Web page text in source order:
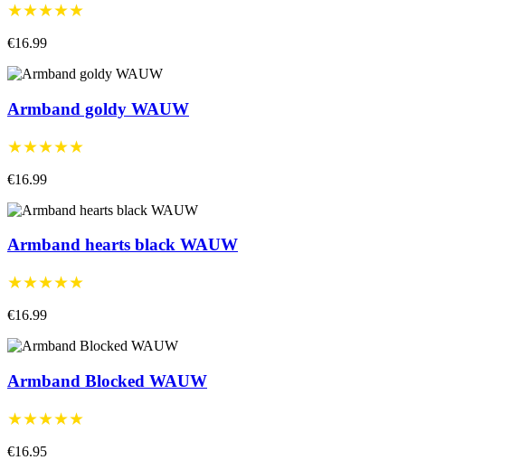
★★★★★
€16.99
Armband goldy WAUW
★★★★★
€16.99
Armband hearts black WAUW
★★★★★
€16.99
Armband Blocked WAUW
★★★★★
€16.95